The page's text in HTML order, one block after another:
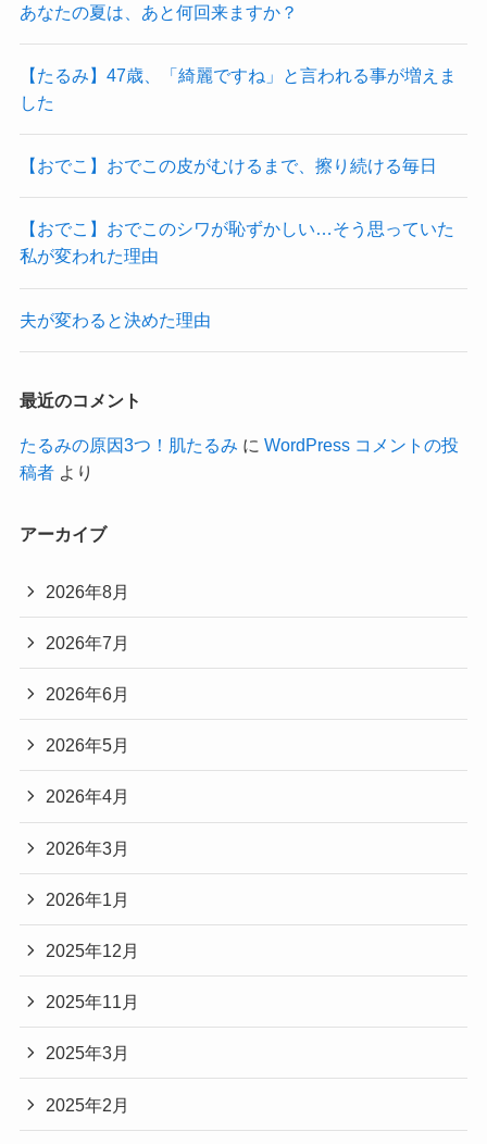
あなたの夏は、あと何回来ますか？
【たるみ】47歳、「綺麗ですね」と言われる事が増えま
した
【おでこ】おでこの皮がむけるまで、擦り続ける毎日
【おでこ】おでこのシワが恥ずかしい…そう思っていた
私が変われた理由
夫が変わると決めた理由
最近のコメント
たるみの原因3つ！肌たるみ に WordPress コメントの投
稿者より
アーカイブ
2026年8月
2026年7月
2026年6月
2026年5月
2026年4月
2026年3月
2026年1月
2025年12月
2025年11月
2025年3月
2025年2月